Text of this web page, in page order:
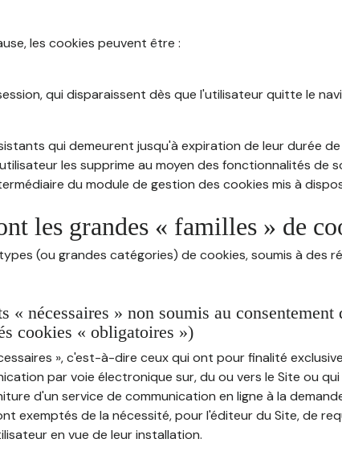
les cookies peuvent être :
qui disparaissent dès que l'utilisateur quitte le
qui demeurent jusqu'à expiration de leur durée
les supprime au moyen des fonctionnalités de
du module de gestion des cookies mis à
les grandes « familles » de
(ou grandes catégories) de cookies, soumis à des
« nécessaires » non soumis au
cookies « obligatoires »)
», c'est-à-dire ceux qui ont pour finalité
par voie électronique sur, du ou vers le Site ou
d'un service de communication en ligne à la
exemptés de la nécessité, pour l'éditeur du Site, de
en vue de leur installation.